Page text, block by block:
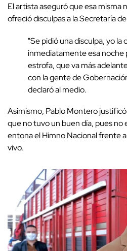
El artista aseguró que esa misma
ofreció disculpas a la Secretaría
"Se pidió una disculpa, yo la
inmediatamente esa noche
estrofa, que va más
con la gente de
declaró al medio.
Asimismo, Pablo Montero
que no tuvo un buen día, pues no
entona el Himno Nacional frente
vivo.